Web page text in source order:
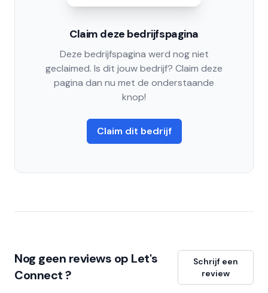
Claim deze bedrijfspagina
Deze bedrijfspagina werd nog niet
geclaimed. Is dit jouw bedrijf? Claim deze
pagina dan nu met de onderstaande
knop!
Claim dit bedrijf
Nog geen reviews op Let's
Connect ?
Schrijf een
review